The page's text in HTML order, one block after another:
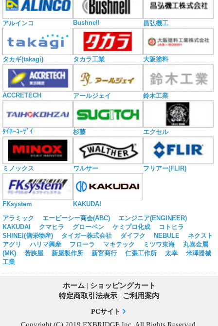
アルインコ Bushnell 昌弘機工
タカギ(takagi) タカラ工業 大阪塗料
ACCRETECH アールジェイ 鈴木工業
ﾀｲﾎｰｺｰｻﾞｲ 杉藤 エクセル
ミノックス ワルサー フリアー(FLIR)
FKsystem
KAKUDAI
アラミック
エービーシー商会(ABC)
エンジニア(ENGINEER)
KAKUDAI
クマヒラ グローベン ケミプロ化成
コトヒラ
SHINEI(信栄物産)
タイガー株式会社 ダイフク NEBULE
ネクスト
アグリ
ハリマ興産 フローラ マキテック ミツワ東海
丸喜金属
(MK)
若狭屋 新屋製作所 新宮商行 仁張工作所 太幸
米澤器械
工業
ホーム | ショッピングカート
特定商取引法表示 | ご利用案内
PCサイト